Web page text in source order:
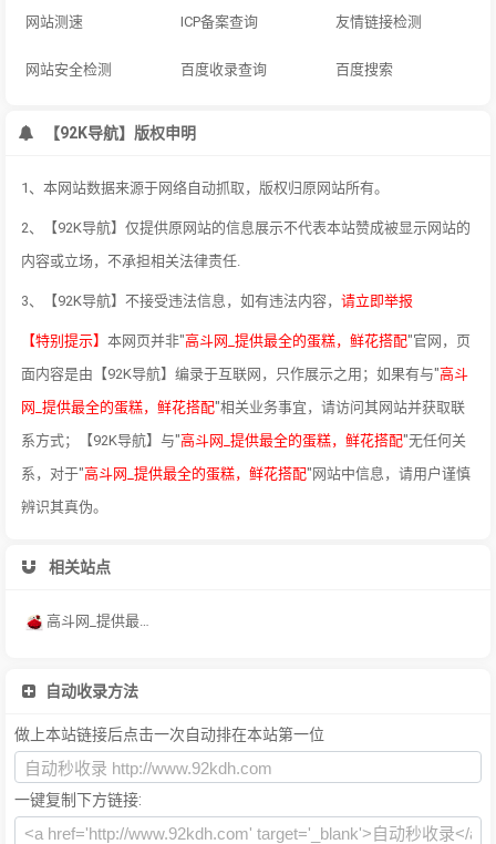
网站测速 ICP备案查询 友情链接检测
网站安全检测 百度收录查询 百度搜索
【92K导航】版权申明
1、本网站数据来源于网络自动抓取，版权归原网站所有。
2、【92K导航】仅提供原网站的信息展示不代表本站赞成被显示网站的
内容或立场，不承担相关法律责任.
3、【92K导航】不接受违法信息，如有违法内容， 请立即举报
【特别提示】 本网页并非"高斗网_提供最全的蛋糕，鲜花搭配"官网，页
面内容是由【92K导航】编录于互联网，只作展示之用；如果有与"高斗
网_提供最全的蛋糕，鲜花搭配"相关业务事宜，请访问其网站并获取联
系方式；【92K导航】与"高斗网_提供最全的蛋糕，鲜花搭配"无任何关
系，对于"高斗网_提供最全的蛋糕，鲜花搭配"网站中信息，请用户谨慎
辨识其真伪。
相关站点
高斗网_提供最全的蛋糕，鲜花搭配，礼仪礼节
自动收录方法
做上本站链接后点击一次自动排在本站第一位
一键复制下方链接: